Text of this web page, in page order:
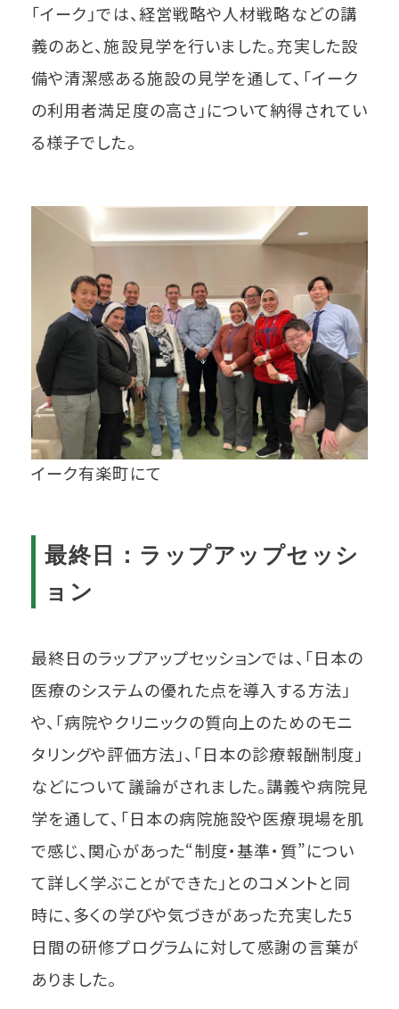
「イーク」では、経営戦略や人材戦略などの講
義のあと、施設見学を行いました。充実した設
備や清潔感ある施設の見学を通して、「イーク
の利用者満足度の高さ」について納得されてい
る様子でした。
イーク有楽町にて
最終日：ラップアップセッシ
ョン
最終日のラップアップセッションでは、「日本の
医療のシステムの優れた点を導入する方法」
や、「病院やクリニックの質向上のためのモニ
タリングや評価方法」、「日本の診療報酬制度」
などについて議論がされました。講義や病院見
学を通して、「日本の病院施設や医療現場を肌
で感じ、関心があった“制度・基準・質”につい
て詳しく学ぶことができた」とのコメントと同
時に、多くの学びや気づきがあった充実した5
日間の研修プログラムに対して感謝の言葉が
ありました。